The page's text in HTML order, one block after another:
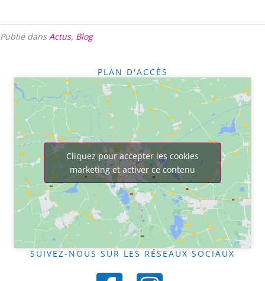
Publié dansActus, Blog
PLAN D'ACCÈS
Cliquez pour accepter les cookies
marketing et activer ce contenu
SUIVEZ-NOUS SUR LES RÉSEAUX SOCIAUX